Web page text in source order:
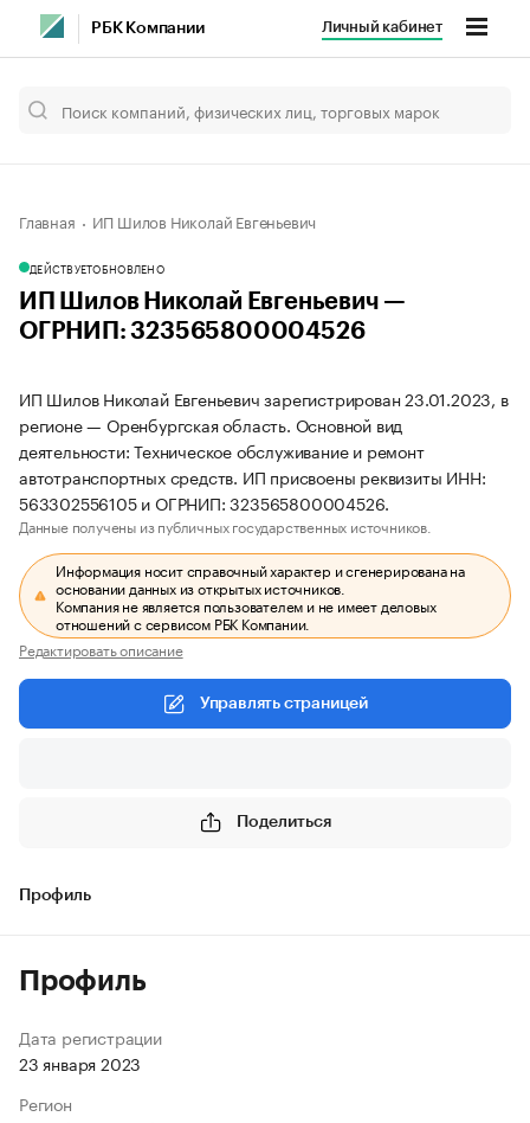
РБК Компании Личный кабинет
Главная ИП Шилов Николай Евгеньевич
ДЕЙСТВУЕТОБНОВЛЕНО
ИП Шилов Николай Евгеньевич —
ОГРНИП: 323565800004526
ИП Шилов Николай Евгеньевич зарегистрирован 23.01.2023, в
регионе — Оренбургская область. Основной вид
деятельности: Техническое обслуживание и ремонт
автотранспортных средств. ИП присвоены реквизиты ИНН:
563302556105 и ОГРНИП: 323565800004526.
Данные получены из публичных государственных источников.
Информация носит справочный характер и сгенерирована на
основании данных из открытых источников.
Компания не является пользователем и не имеет деловых
отношений с сервисом РБК Компании.
Редактировать описание
Управлять страницей
Поделиться
Профиль
Профиль
Дата регистрации
23 января 2023
Регион